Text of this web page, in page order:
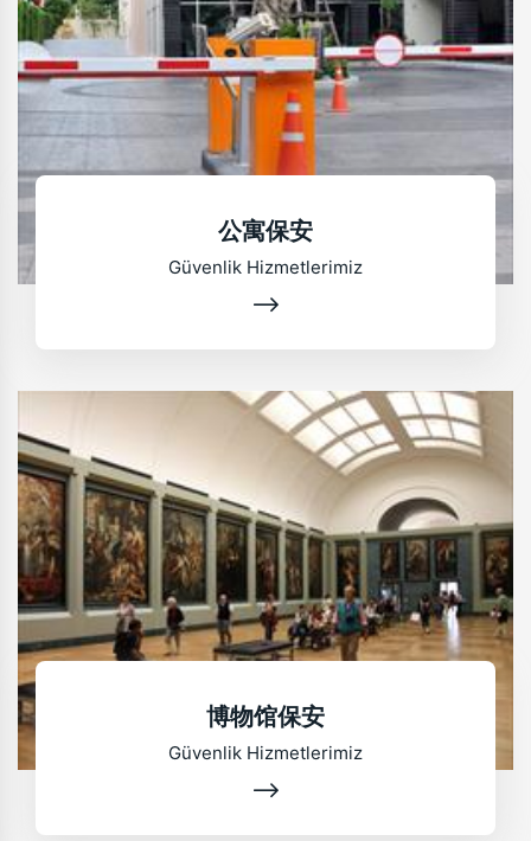
公寓保安
Güvenlik Hizmetlerimiz
博物馆保安
Güvenlik Hizmetlerimiz